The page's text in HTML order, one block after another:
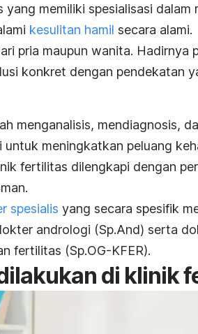
memiliki spesialisasi dalam
kesulitan hamil secara alami.
pria maupun wanita. Hadirnya
konkret dengan pendekatan
menganalisis, mendiagnosis,
meningkatkan peluang
fertilitas dilengkapi dengan
spesialis yang secara spesifik
andrologi (Sp.And) serta
fertilitas (Sp.OG-KFER).
di klinik